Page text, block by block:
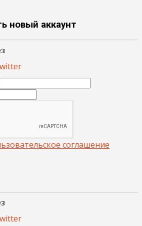
новый аккаунт
соглашение